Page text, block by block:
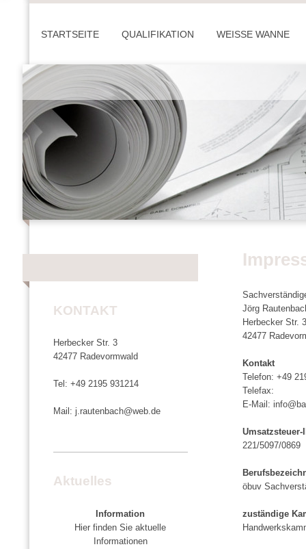
STARTSEITE QUALIFIKATION WEISSE WANNE
Jörg
Herbecker Str.
42477
Kontakt
Telefon: +49
Telefax:
E-Mail:
Umsatzsteuer-
221/5097/0869
öbuv
zuständige
KONTAKT
Herbecker Str. 3
42477 Radevormwald
Tel: +49 2195 931214
Mail: j.rautenbach@web.de
Aktuelles
Information
Hier finden Sie aktuelle
Informationen